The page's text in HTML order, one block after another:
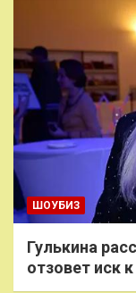
ШОУБИЗ
Гулькина
отзовет иск